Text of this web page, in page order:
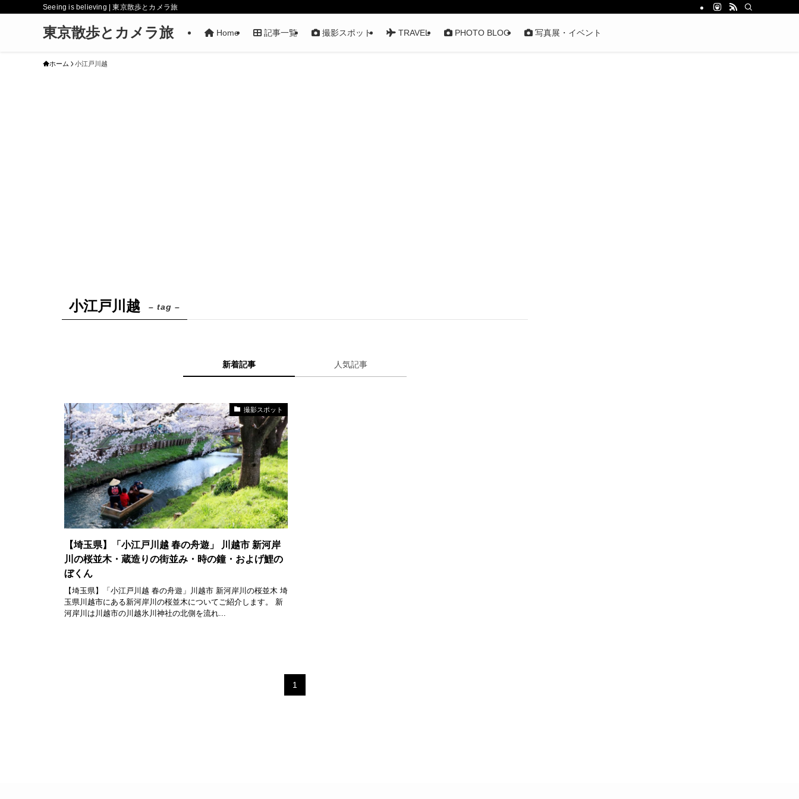
Seeing is believing | 東京散歩とカメラ旅
東京散歩とカメラ旅 Home 記事一覧 撮影スポット TRAVEL PHOTO BLOG 写真展・イベント
ホーム 小江戸川越
小江戸川越 – tag –
新着記事 人気記事
撮影スポット
【埼玉県】「小江戸川越 春の舟遊」 川越市 新河岸
川の桜並木・蔵造りの街並み・時の鐘・およげ鯉の
ぼくん
【埼玉県】「小江戸川越 春の舟遊」川越市 新河岸川の桜並木 埼
玉県川越市にある新河岸川の桜並木についてご紹介します。 新
河岸川は川越市の川越氷川神社の北側を流れ...
1